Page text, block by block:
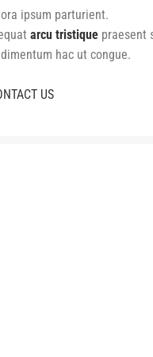
ipsum parturient.
arcu tristique praesent
hac ut congue.
US